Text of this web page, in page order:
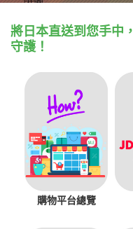
將日本直送到您手中
守護！
購物平台總覽